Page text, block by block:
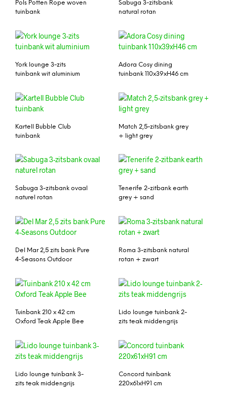
Pols Potten Rope woven
tuinbank
Sabuga 3-zitsbank
natural rotan
York lounge 3-zits
tuinbank wit aluminium
Adora Cosy dining
tuinbank 110x39xH46 cm
Kartell Bubble Club
tuinbank
Match 2,5-zitsbank grey
+ light grey
Sabuga 3-zitsbank ovaal
naturel rotan
Tenerife 2-zitbank earth
grey + sand
Del Mar 2,5 zits bank Pure
4-Seasons Outdoor
Roma 3-zitsbank natural
rotan + zwart
Tuinbank 210 x 42 cm
Oxford Teak Apple Bee
Lido lounge tuinbank 2-
zits teak middengrijs
Lido lounge tuinbank 3-
zits teak middengrijs
Concord tuinbank
220x61xH91 cm